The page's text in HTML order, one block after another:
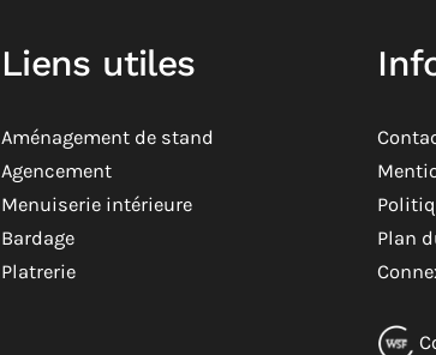
Liens utiles
Aménagement de stand
Agencement
Menuiserie intérieure
Bardage
Platrerie
Plan